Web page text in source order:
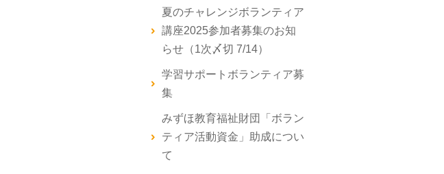
夏のチャレンジボランティア
講座2025参加者募集のお知
らせ（1次〆切 7/14）
学習サポートボランティア募
集
みずほ教育福祉財団「ボラン
ティア活動資金」助成につい
て